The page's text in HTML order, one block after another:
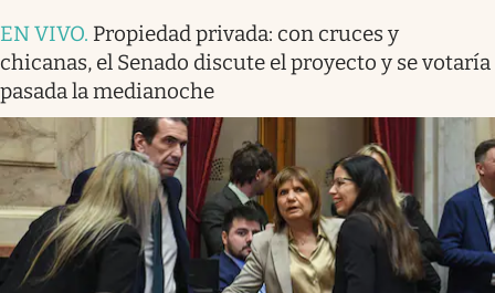
EN VIVO. Propiedad privada: con cruces y
chicanas, el Senado discute el proyecto y se votaría
pasada la medianoche